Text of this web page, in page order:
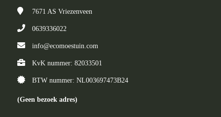
7671 AS Vriezenveen
0639336022
info@ecomoestuin.com
KvK nummer: 82033501
BTW nummer: NL003697473B24
(Geen bezoek adres)